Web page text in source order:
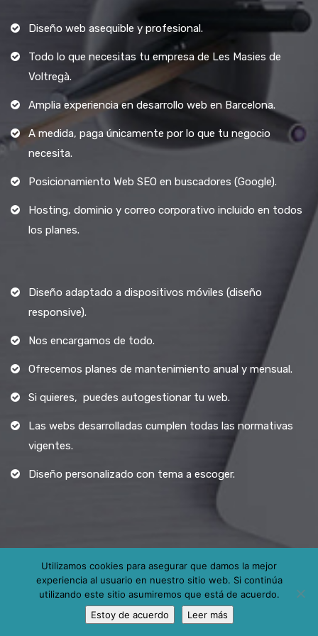
Diseño web asequible y profesional.
Todo lo que necesitas tu empresa de Les Masies de
Voltregà.
Amplia experiencia en desarrollo web en Barcelona.
A medida, paga únicamente por lo que tu negocio
necesita.
Posicionamiento Web SEO en buscadores (Google).
Hosting, dominio y correo corporativo incluido en todos
los planes.
Diseño adaptado a dispositivos móviles (diseño
responsive).
Nos encargamos de todo.
Ofrecemos planes de mantenimiento anual y mensual.
Si quieres, puedes autogestionar tu web.
Las webs desarrolladas cumplen todas las normativas
vigentes.
Diseño personalizado con tema a escoger.
Todos los derechos reservados.
Utilizamos cookies para asegurar que damos la mejor
experiencia al usuario en nuestro sitio web. Si continúa
utilizando este sitio asumiremos que está de acuerdo.
Estoy de acuerdo
Leer más